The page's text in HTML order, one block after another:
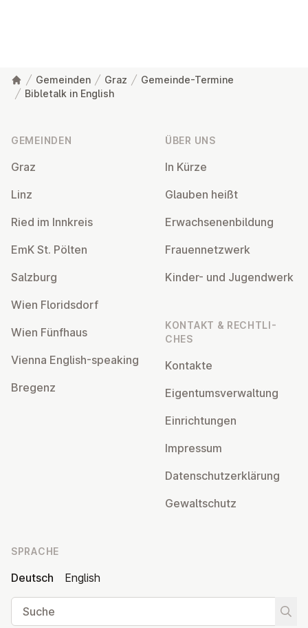
Gemeinden Graz
Gemeinde-Termine
Bibletalk in English
GEMEINDEN
Graz
Linz
Ried im Innkreis
EmK St. Pölten
Salzburg
Wien Flo­rids­dorf
Wien Fünfhaus
Vienna English-speaking
Bregenz
ÜBER UNS
In Kürze
Glauben heißt
Er­wach­se­nen­bil­dung
Frau­en­netz­werk
Kinder- und Ju­gend­werk
KONTAKT & RECHT­LI­
CHES
Kontakte
Ei­gen­tums­ver­wal­tung
Ein­rich­tun­gen
Impressum
Da­ten­schutz­er­klä­rung
Ge­walt­schutz
SPRACHE
Deutsch
English
Suche